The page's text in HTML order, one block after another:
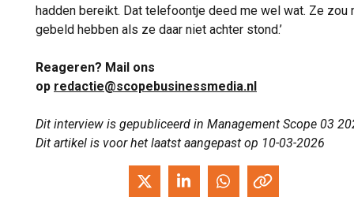
hadden bereikt. Dat telefoontje deed me wel wat. Ze zou
gebeld hebben als ze daar niet achter stond.’
Reageren? Mail ons
op redactie@scopebusinessmedia.nl
Dit interview is gepubliceerd in Management Scope 03
Dit artikel is voor het laatst aangepast op 10-03-2026